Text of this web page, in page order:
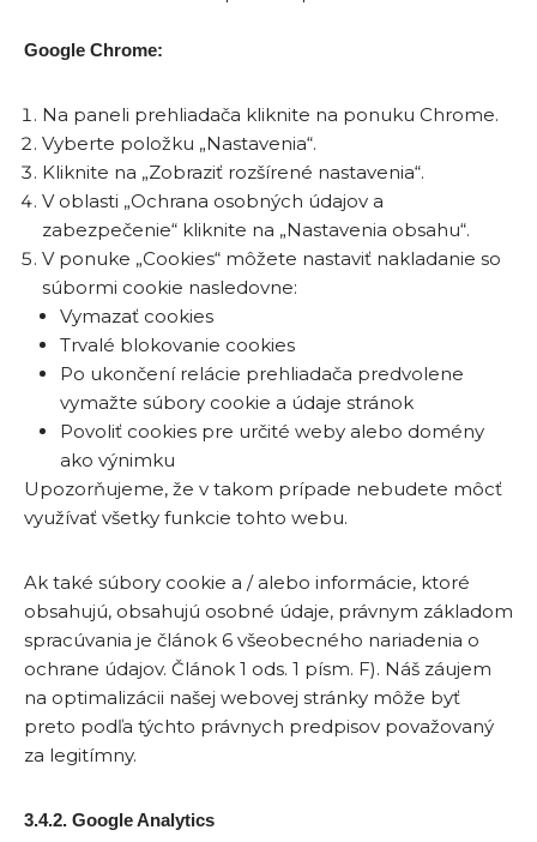
Google Chrome:
Na paneli prehliadača kliknite na ponuku Chrome.
Vyberte položku „Nastavenia“.
Kliknite na „Zobraziť rozšírené nastavenia“.
V oblasti „Ochrana osobných údajov a
zabezpečenie“ kliknite na „Nastavenia obsahu“.
V ponuke „Cookies“ môžete nastaviť nakladanie so
súbormi cookie nasledovne:
Vymazať cookies
Trvalé blokovanie cookies
Po ukončení relácie prehliadača predvolene
vymažte súbory cookie a údaje stránok
Povoliť cookies pre určité weby alebo domény
ako výnimku
Upozorňujeme, že v takom prípade nebudete môcť
využívať všetky funkcie tohto webu.
Ak také súbory cookie a / alebo informácie, ktoré
obsahujú, obsahujú osobné údaje, právnym základom
spracúvania je článok 6 všeobecného nariadenia o
ochrane údajov. Článok 1 ods. 1 písm. F). Náš záujem
na optimalizácii našej webovej stránky môže byť
preto podľa týchto právnych predpisov považovaný
za legitímny.
3.4.2. Google Analytics